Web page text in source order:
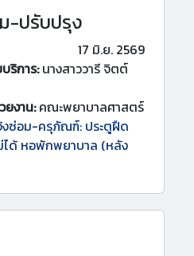
-ปรับปรุง
17 มิ.ย. 2569
ริการ:นางสาววารี จิตต์
งาน:คณะพยาบาลศาสตร์
งซ่อม-ครุภัณฑ์: ประตูฝืด
ได้ หอพักพยาบาล (หลัง